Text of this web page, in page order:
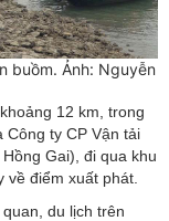
buồm. Ảnh: Nguyễn
12 km, trong
Công ty CP Vận tải
Gai), đi qua khu
điểm xuất phát.
du lịch trên